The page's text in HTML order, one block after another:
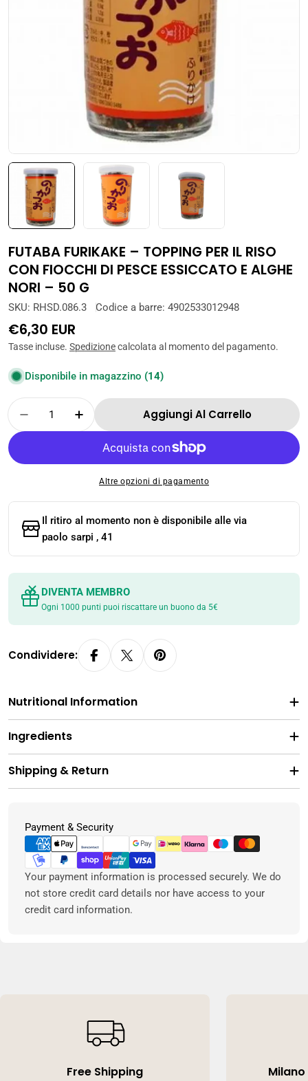
Apri supporto 0 in modalità modale
FUTABA FURIKAKE – TOPPING PER IL RISO
CON FIOCCHI DI PESCE ESSICCATO E ALGHE
NORI – 50 G
SKU: RHSD.086.3 Codice a barre: 4902533012948
Prezzo
normale
€6,30 EUR
Tasse incluse. Spedizionecalcolata al momento del pagamento.
Disponibile in magazzino (14)
Quantità
Diminuisci La Quantità Per FUTABA FURIKAKE
Aumenta La Quantità Per FUTABA
Aggiungi Al Carrello
Altre opzioni di pagamento
Il ritiro al momento non è disponibile alle via
paolo sarpi , 41
DIVENTA MEMBRO
Ogni 1000 punti puoi riscattare un buono da 5€
Condividere:
Nutritional Information
Ingredients
Shipping & Return
Payment & Security
Metodi
pagamento
Your payment information is processed securely. We do
not store credit card details nor have access to your
credit card information.
Free Shipping